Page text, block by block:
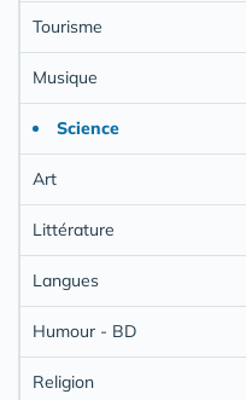
Tourisme
Musique
Science
Art
Littérature
Langues
Humour - BD
Religion